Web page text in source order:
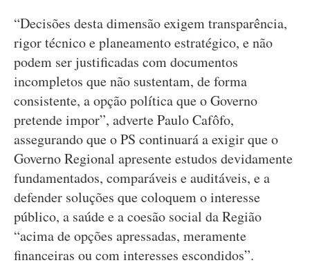
“Decisões desta dimensão exigem transparência,
rigor técnico e planeamento estratégico, e não
podem ser justificadas com documentos
incompletos que não sustentam, de forma
consistente, a opção política que o Governo
pretende impor”, adverte Paulo Cafôfo,
assegurando que o PS continuará a exigir que o
Governo Regional apresente estudos devidamente
fundamentados, comparáveis e auditáveis, e a
defender soluções que coloquem o interesse
público, a saúde e a coesão social da Região
“acima de opções apressadas, meramente
financeiras ou com interesses escondidos”.